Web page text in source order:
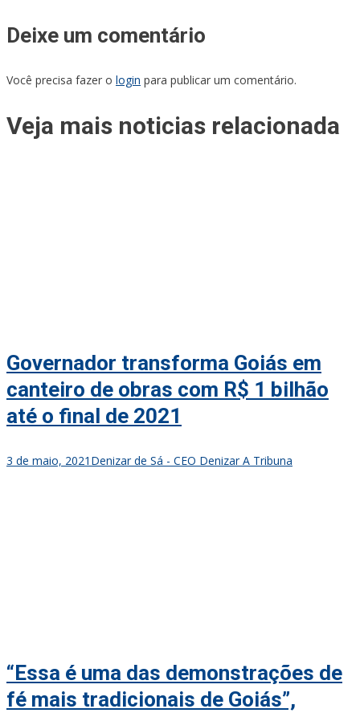
Deixe um comentário
Você precisa fazer o login para publicar um comentário.
Veja mais noticias relacionada
Governador transforma Goiás em
canteiro de obras com R$ 1 bilhão
até o final de 2021
3 de maio, 2021 Denizar de Sá - CEO Denizar A Tribuna
“Essa é uma das demonstrações de
fé mais tradicionais de Goiás”,